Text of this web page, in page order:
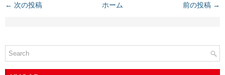
← 次の投稿 前の投稿 →
ホーム